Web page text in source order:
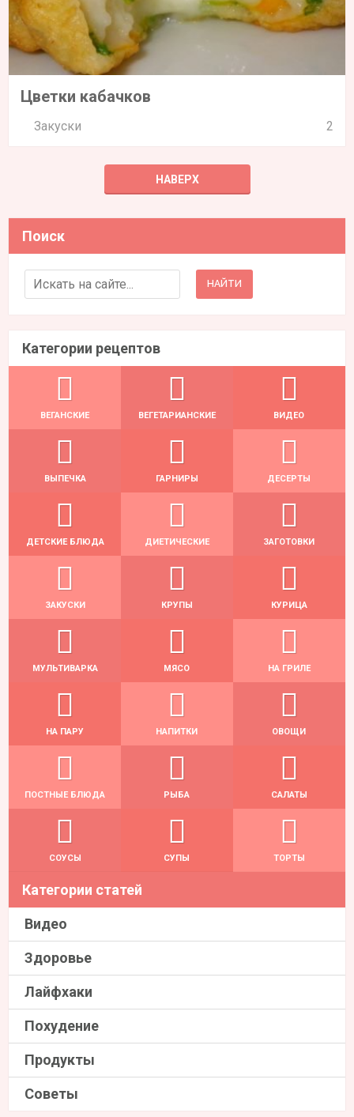
Цветки кабачков
Закуски 2
НАВЕРХ
Поиск
Search for:
Категории рецептов
ВЕГАНСКИЕ ВЕГЕТАРИАНСКИЕ ВИДЕО
ВЫПЕЧКА ГАРНИРЫ ДЕСЕРТЫ
ДЕТСКИЕ БЛЮДА ДИЕТИЧЕСКИЕ ЗАГОТОВКИ
ЗАКУСКИ КРУПЫ КУРИЦА
МУЛЬТИВАРКА МЯСО НА ГРИЛЕ
НА ПАРУ НАПИТКИ ОВОЩИ
ПОСТНЫЕ БЛЮДА РЫБА САЛАТЫ
СОУСЫ СУПЫ ТОРТЫ
Категории статей
Видео
Здоровье
Лайфхаки
Похудение
Продукты
Советы